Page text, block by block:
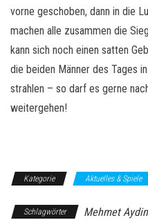
vorne geschoben, dann in die
machen alle zusammen die
kann sich noch einen satten
die beiden Männer des Tages
strahlen – so darf es gerne
weitergehen!
Kategorie Aktuelles & Spiele
Schlagwörter Mehmet Aydin